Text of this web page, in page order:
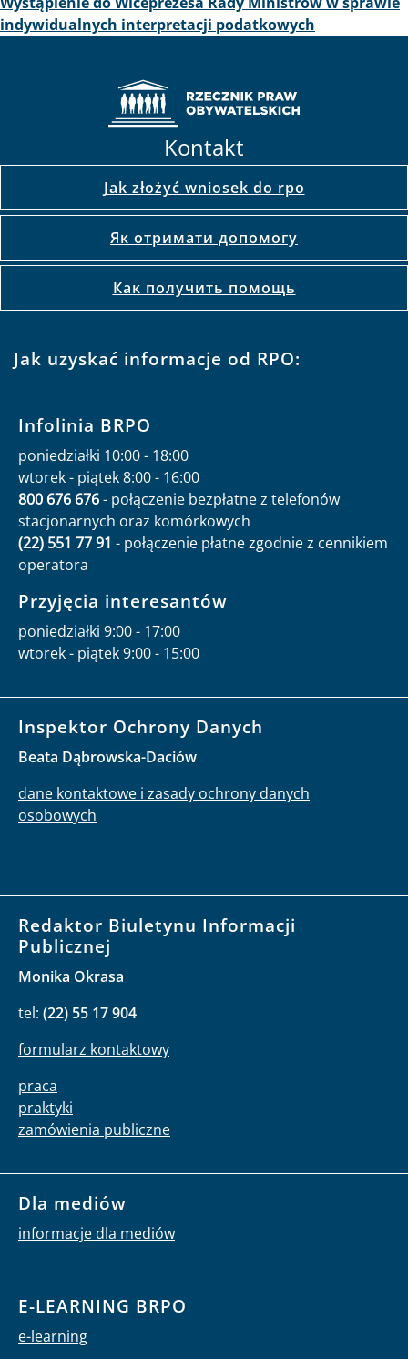
indywidualnych interpretacji podatkowych
Kontakt
Jak złożyć wniosek do rpo
Як отримати допомогу
Как получить помощь
Jak uzyskać informacje od RPO:
Infolinia BRPO
poniedziałki 10:00 - 18:00
wtorek - piątek 8:00 - 16:00
800 676 676- połączenie bezpłatne z telefonów
stacjonarnych oraz komórkowych
(22) 551 77 91 - połączenie płatne zgodnie z cennikiem
operatora
Przyjęcia interesantów
poniedziałki 9:00 - 17:00
wtorek - piątek 9:00 - 15:00
Inspektor Ochrony Danych
Beata Dąbrowska-Daciów
dane kontaktowe i zasady ochrony danych
osobowych
Redaktor Biuletynu Informacji
Publicznej
Monika Okrasa
tel: (22) 55 17 904
formularz kontaktowy
praca
praktyki
zamówienia publiczne
Dla mediów
informacje dla mediów
E-LEARNING BRPO
e-learning